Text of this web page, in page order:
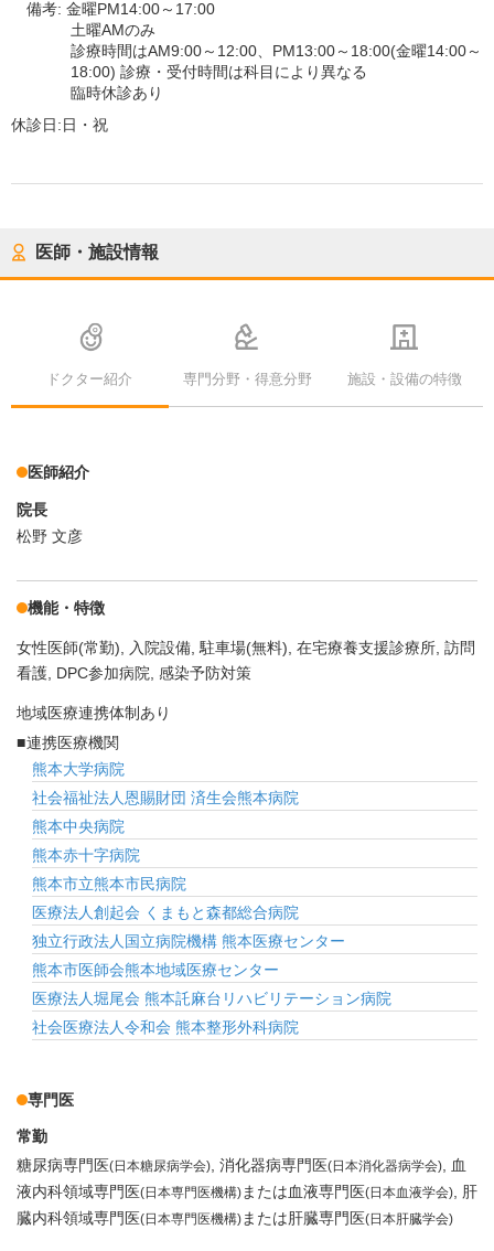
備考:金曜PM14:00～17:00
土曜AMのみ
診療時間はAM9:00～12:00、PM13:00～18:00(金曜14:00～
18:00) 診療・受付時間は科目により異なる
臨時休診あり
休診日:日・祝
医師・施設情報
ドクター紹介 専門分野・得意分野 施設・設備の特徴
医師紹介
院長
松野 文彦
機能・特徴
女性医師(常勤) 入院設備 駐車場(無料) 在宅療養支援診療所 訪問
看護 DPC参加病院 感染予防対策
地域医療連携体制あり
連携医療機関
熊本大学病院
社会福祉法人恩賜財団 済生会熊本病院
熊本中央病院
熊本赤十字病院
熊本市立熊本市民病院
医療法人創起会 くまもと森都総合病院
独立行政法人国立病院機構 熊本医療センター
熊本市医師会熊本地域医療センター
医療法人堀尾会 熊本託麻台リハビリテーション病院
社会医療法人令和会 熊本整形外科病院
専門医
常勤
糖尿病専門医(日本糖尿病学会) 消化器病専門医(日本消化器病学会)
血
液内科領域専門医(日本専門医機構)または血液専門医(日本血液学会)
肝
臓内科領域専門医(日本専門医機構)または肝臓専門医(日本肝臓学会)